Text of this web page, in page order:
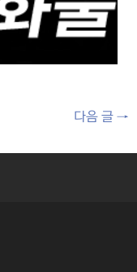
다음 글 →